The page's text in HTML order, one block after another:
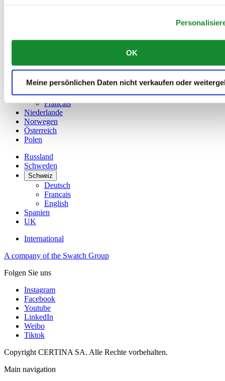
OK
Meine persönlichen Daten nicht verkaufen oder
Deutschland
Luxemburg
English
Français
Niederlande
Norwegen
Österreich
Polen
Russland
Schweden
Schweiz
Deutsch
Français
English
Spanien
UK
International
A company of the Swatch Group
Folgen Sie uns
Instagram
Facebook
Youtube
LinkedIn
Weibo
Tiktok
Copyright CERTINA SA. Alle Rechte vorbehalten.
Main navigation